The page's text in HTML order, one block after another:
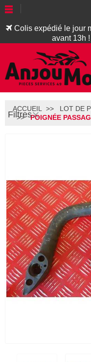
Colis expédié le jour
avant 13h
Filtres
ACCUEIL LOT DE
POIGNÉE